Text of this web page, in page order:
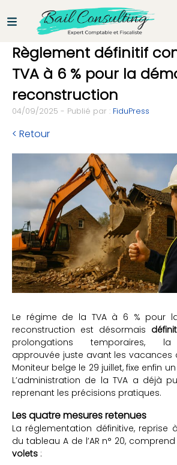
Règlement définitif
TVA à 6 % pour la
reconstruction
04/09/2025 - Publié par : FiduPress
< Retour
Le régime de la TVA à 6 % pour
reconstruction est désormais
prolongations temporaires, la
approuvée juste avant les vacances
Moniteur belge le 29 juillet, fixe enfin
L’administration de la TVA a déjà
reprenant les précisions pratiques.
Les quatre mesures retenues
La réglementation définitive, reprise
du tableau A de l’AR n° 20,
volets :